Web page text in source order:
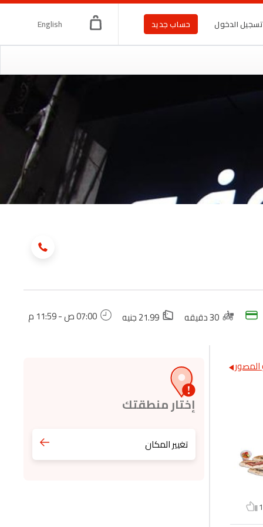
تسجيل الدخول حساب جديد English
30 دقيقه 21.99 جنيه 07:00 ص - 11:59 م
إختار منطقتك
تغيير المكان